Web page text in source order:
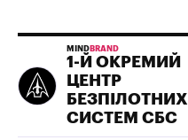
MIND BRAND
1-Й ОКРЕМИЙ
ЦЕНТР
БЕЗПІЛОТНИХ
СИСТЕМ СБС